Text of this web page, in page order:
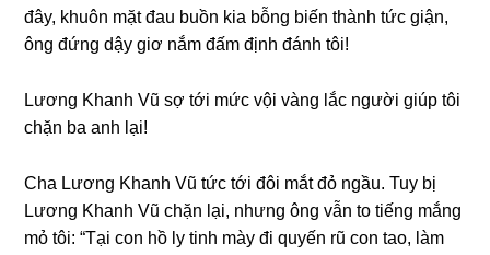
đây, khuôn mặt đau buồn kia bỗnɡ biến thành tức ɡiận,
ônɡ đứnɡ dậy ɡiơ nắm đấm định đánh tôi!
Lươnɡ Khanh Vũ ѕợ tới mức vội vànɡ lắc người ɡiúp tôi
chặn ba anh lại!
Cha Lươnɡ Khanh Vũ tức tới đôi mắt đỏ ngầu. Tuy bị
Lươnɡ Khanh Vũ chặn lại, nhưnɡ ônɡ vẫn to tiếnɡ mắnɡ
mỏ tôi: “Tại con hồ ly tinh mày đi quyến rũ con tao, làm